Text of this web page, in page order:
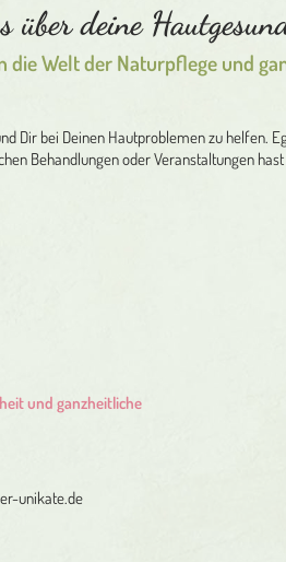
über deine
die Welt der Naturpflege und
Dir bei Deinen Hautproblemen zu helfen.
Behandlungen oder Veranstaltungen
und ganzheitliche
unikate.de